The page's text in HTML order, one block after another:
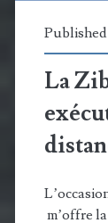
Published
La
m’offre